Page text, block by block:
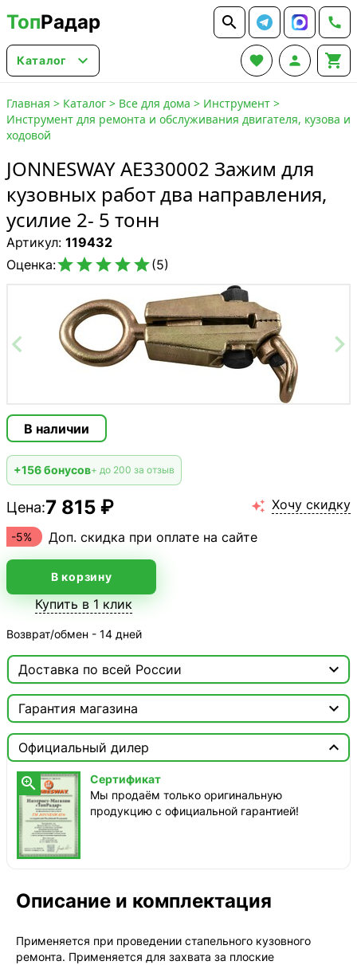
ТопРадар  
Каталог    
Главная > Каталог > Все для дома > Инструмент >
Инструмент для ремонта и обслуживания двигателя, кузова и
ходовой
JONNESWAY AE330002 Зажим для
кузовных работ два направления,
усилие 2- 5 тонн
Артикул: 119432
Оценка:(5)
В наличии
+156 бонусов+ до 200 за отзыв
Цена:7 815 ₽  Хочу скидку
-5% Доп. скидка при оплате на сайте
В корзину
Купить в 1 клик
Возврат/обмен - 14 дней
Доставка по всей России 

сегодня, бесплатно
ТопРадар — Самовывоз
сегодня, бесплатно
наб. Бережковская, д. 20, стр. 19
СДЭК — Пункты выдачи
1-3 дня, от 385 ₽
1-3 дня, от 385 ₽
Гарантия магазина

Сертификат
Мы продаём только оригинальную продукцию с
официальной гарантией!
Официальный дилер


Сертификат
Мы продаём только оригинальную
продукцию с официальной гарантией!
Описание и комплектация
Применяется при проведении стапельного кузовного
ремонта. Применяется для захвата за плоские